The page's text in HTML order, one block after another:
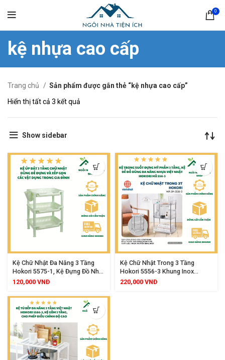
0
kệ nhựa cao cấp
Trang chủ
Sản phẩm được gắn thẻ “kệ nhựa cao cấp”
Hiển thị tất cả 3 kết quả
Show sidebar
Kệ Chữ Nhật Đa Năng 3 Tầng
Hokori 5575-1, Kệ Đựng Đồ Nhà
Bếp Nhà Tắm Tiện Lợi, Chất Liệu
Gàng Tiết Kiệm Không Gian
120,000 VNĐ
Kệ Chữ Nhật Trong 3 Tầng
Hokori 5556-3 Khung Inox
Chống Gỉ Chắc Chắn Thiết Kế
220,000 VNĐ